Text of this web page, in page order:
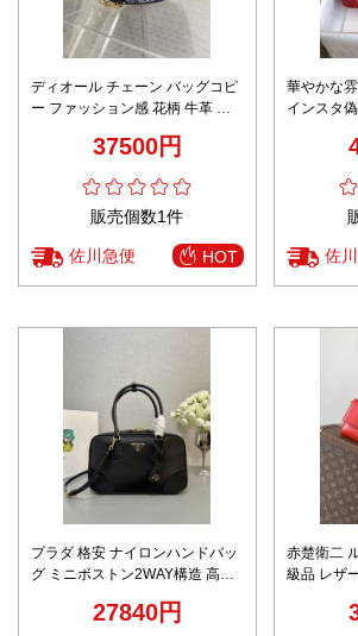
ディオール チェーン バッグコピ
ー ファッション感 花柄 牛革 レ
37500円
販売個数1件
佐川急便 HOT
華やかな
インスタ
佐
プラダ 格安 ナイロンハンドバッ
グ ミニボストン2WAY構造 高級
27840円
赤楚衛二
級品 レザ